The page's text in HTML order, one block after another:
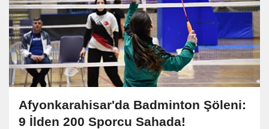
Afyonkarahisar'da Badminton Şöleni:
9 İlden 200 Sporcu Sahada!